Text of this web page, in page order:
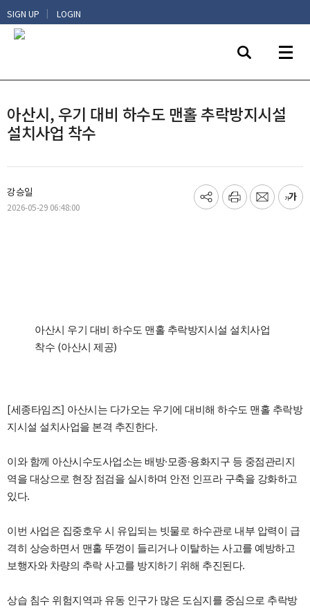
SIGN UP | LOGIN
아산시, 우기 대비 하수도 맨홀 추락방지시설
설치사업 착수
강승일
2026-05-29 06:48:00
기
프
메
글
아산시 우기 대비 하수도 맨홀 추락방지시설 설치사업
착수 (아산시 제공)
[세종타임즈] 아산시는 다가오는 우기에 대비해 하수도 맨홀 추락방
지시설 설치사업을 본격 추진한다.
이와 함께 아산시수도사업소는 배방·모종·용화지구 등 중점관리지
역을 대상으로 현장 점검을 실시하며 안전 인프라 구축을 강화하고
있다.
이번 사업은 집중호우 시 유입되는 빗물로 하수관로 내부 압력이 급
격히 상승하면서 맨홀 뚜껑이 들리거나 이탈하는 사고를 예방하고
보행자와 차량의 추락 사고를 방지하기 위해 추진된다.
상습 침수 위험지역과 유동 인구가 많은 도심지를 중심으로 추락방